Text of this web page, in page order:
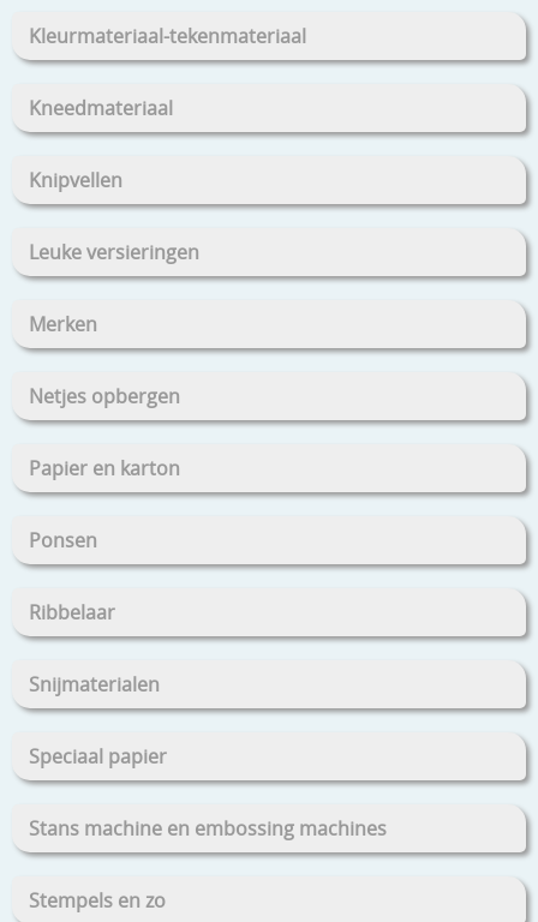
Kleurmateriaal-tekenmateriaal
Kneedmateriaal
Knipvellen
Leuke versieringen
Merken
Netjes opbergen
Papier en karton
Ponsen
Ribbelaar
Snijmaterialen
Speciaal papier
Stans machine en embossing machines
Stempels en zo